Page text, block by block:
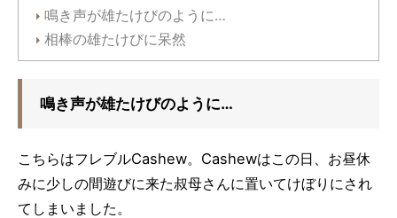
鳴き声が雄たけびのように…
相棒の雄たけびに呆然
鳴き声が雄たけびのように…
こちらはフレブルCashew。Cashewはこの日、お昼休
みに少しの間遊びに来た叔母さんに置いてけぼりにされ
てしまいました。